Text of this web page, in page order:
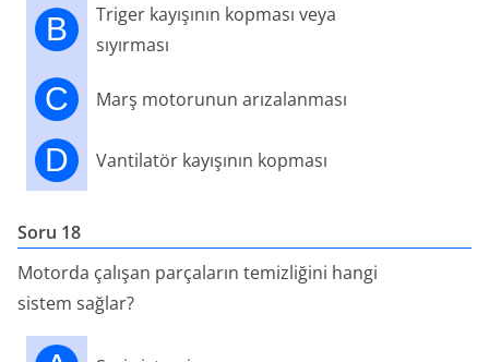
B
Triger kayışının kopması veya
sıyırması
C Marş motorunun arızalanması
D Vantilatör kayışının kopması
Soru 18
Motorda çalışan parçaların temizliğini hangi
sistem sağlar?